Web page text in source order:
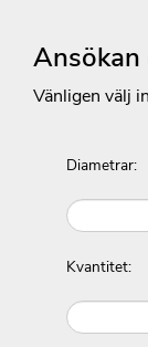
Ansökan
Vänligen välj
Diametrar:
Kvantitet: